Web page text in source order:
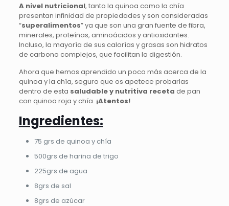
A nivel nutricional, tanto la quinoa como la chía
presentan infinidad de propiedades y son consideradas
“superalimentos” ya que son una gran fuente de fibra,
minerales, proteínas, aminoácidos y antioxidantes.
Incluso, la mayoría de sus calorías y grasas son hidratos
de carbono complejos, que facilitan la digestión.
Ahora que hemos aprendido un poco más acerca de la
quinoa y la chía, seguro que os apetece probarlas
dentro de esta saludable y nutritiva receta de pan
con quinoa roja y chía. ¡Atentos!
Ingredientes:
75 grs de quinoa y chía
500grs de harina de trigo
225grs de agua
8grs de sal
8grs de azúcar